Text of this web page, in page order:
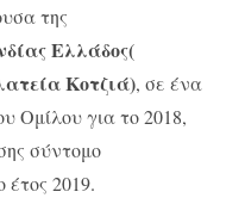
της
Ελλάδος(
Κοτζιά), σε ένα
Ομίλου για το 2018,
σύντομο
2019.